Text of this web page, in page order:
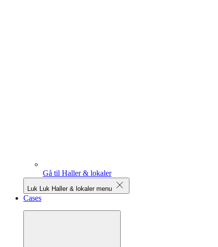
Gå til Haller & lokaler
Luk Luk Haller & lokaler menu
Cases